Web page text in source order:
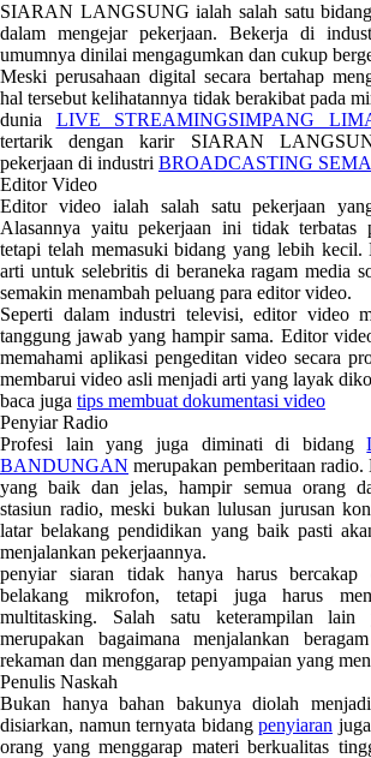
SIARAN LANGSUNG ialah salah satu
dalam mengejar pekerjaan. Bekerja di
umumnya dinilai mengagumkan dan cukup
Meski perusahaan digital secara bertahap
hal tersebut kelihatannya tidak berakibat pada
dunia LIVE STREAMINGSIMPANG
tertarik dengan karir SIARAN
pekerjaan di industri BROADCASTING
Editor Video
Editor video ialah salah satu pekerjaan
Alasannya yaitu pekerjaan ini tidak terbatas
tetapi telah memasuki bidang yang lebih kecil.
arti untuk selebritis di beraneka ragam media
semakin menambah peluang para editor video.
Seperti dalam industri televisi, editor video
tanggung jawab yang hampir sama. Editor
memahami aplikasi pengeditan video secara
membarui video asli menjadi arti yang layak
baca juga tips membuat dokumentasi video
Penyiar Radio
Profesi lain yang juga diminati di bidang
BANDUNGAN merupakan pemberitaan
yang baik dan jelas, hampir semua orang
stasiun radio, meski bukan lulusan jurusan
latar belakang pendidikan yang baik pasti
menjalankan pekerjaannya.
penyiar siaran tidak hanya harus bercakap
belakang mikrofon, tetapi juga harus
multitasking. Salah satu keterampilan
merupakan bagaimana menjalankan
rekaman dan menggarap penyampaian yang
Penulis Naskah
Bukan hanya bahan bakunya diolah
disiarkan, namun ternyata bidang penyiaran
orang yang menggarap materi berkualitas